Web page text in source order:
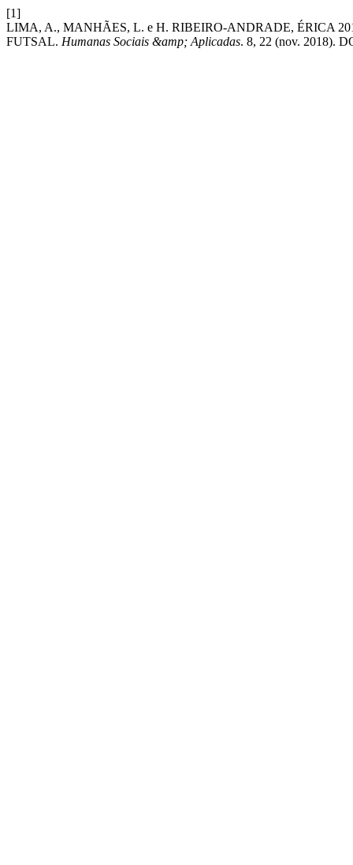
[1]
LIMA, A., MANHÃES, L. e H. RIBEIRO-ANDRADE, ÉRICA
FUTSAL. Humanas Sociais &amp; Aplicadas. 8, 22 (nov. 2018).